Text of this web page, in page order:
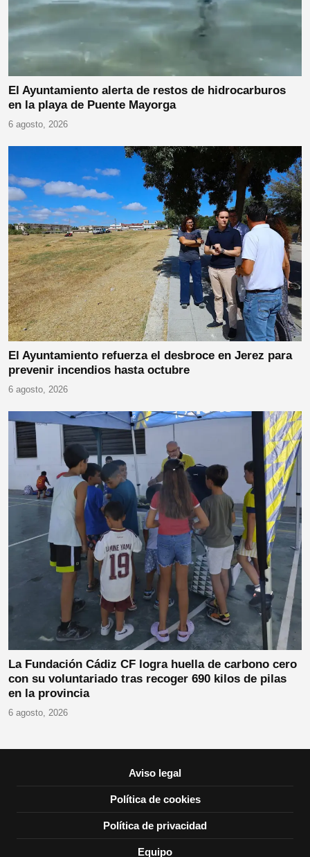
El Ayuntamiento alerta de restos de hidrocarburos
en la playa de Puente Mayorga
6 agosto, 2026
El Ayuntamiento refuerza el desbroce en Jerez para
prevenir incendios hasta octubre
6 agosto, 2026
La Fundación Cádiz CF logra huella de carbono cero
con su voluntariado tras recoger 690 kilos de pilas
en la provincia
6 agosto, 2026
Aviso legal
Política de cookies
Política de privacidad
Equipo